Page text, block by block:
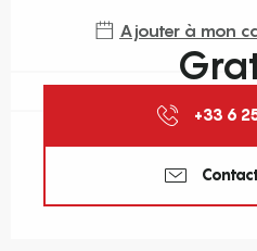
Ajouter à mon
+33 6